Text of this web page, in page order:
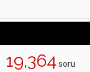
19,364 soru